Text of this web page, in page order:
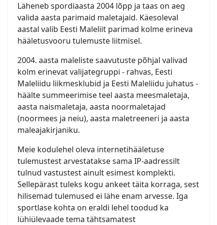
Läheneb spordiaasta 2004 lõpp ja taas on aeg
valida aasta parimaid maletajaid. Käesoleval
aastal valib Eesti Maleliit parimad kolme erineva
hääletusvooru tulemuste liitmisel.
2004. aasta maleliste saavutuste põhjal valivad
kolm erinevat valijategruppi - rahvas, Eesti
Maleliidu liikmesklubid ja Eesti Maleliidu juhatus -
häälte summeerimise teel aasta meesmaletaja,
aasta naismaletaja, aasta noormaletajad
(noormees ja neiu), aasta maletreeneri ja aasta
maleajakirjaniku.
Meie kodulehel oleva internetihääletuse
tulemustest arvestatakse sama IP-aadressilt
tulnud vastustest ainult esimest komplekti.
Sellepärast tuleks kogu ankeet täita korraga, sest
hilisemad tulemused ei lähe enam arvesse. Iga
sportlase kohta on eraldi lehel toodud ka
lühiülevaade tema tähtsamatest